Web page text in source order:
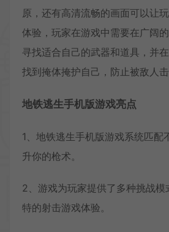
原，还有高清流畅的画面可以让
体验，玩家在游戏中需要在广阔
寻找适合自己的武器和道具，并
找到掩体掩护自己，防止被敌人击
地铁逃生手机版游戏亮点
1、地铁逃生手机版游戏系统匹配
升你的枪术。
2、游戏为玩家提供了多种挑战模
特的射击游戏体验。